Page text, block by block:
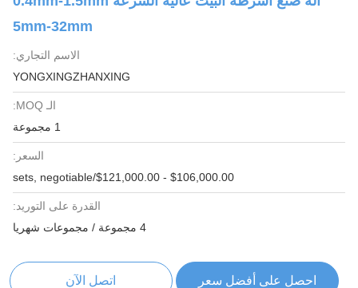
5mm-32mm
الاسم التجاري:
YONGXINGZHANXING
الـ MOQ:
1 مجموعة
السعر:
$106,000.00 - $121,000.00/sets, negotiable
القدرة على التوريد:
4 مجموعة / مجموعات شهريا
احصل على أفضل سعر اتصل الآن